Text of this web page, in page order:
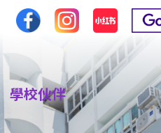
學校伙伴